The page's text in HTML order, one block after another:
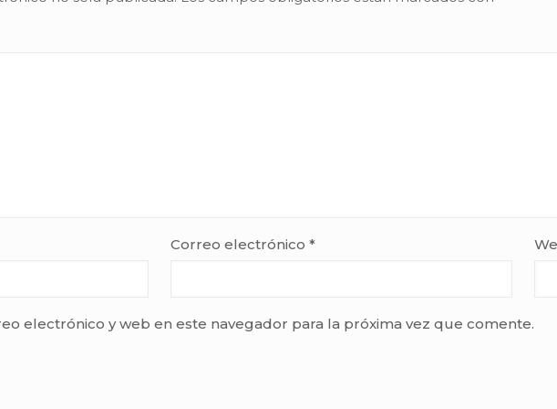
Correo electrónico*
electrónico y web en este navegador para la próxima vez que comente.